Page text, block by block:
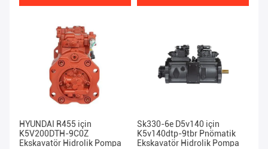
HYUNDAI R455 için
K5V200DTH-9C0Z
Ekskavatör Hidrolik Pompa
Sk330-6e D5v140 için
K5v140dtp-9tbr Pnömatik
Ekskavatör Hidrolik Pompa